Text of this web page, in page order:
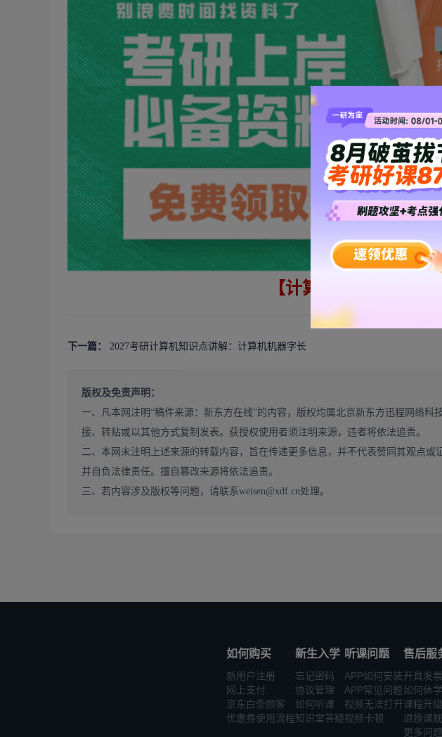
【计算机】
下一篇： 2027考研计算机知识点讲解：计算机机器字长
版权及免责声明：
一、凡本网注明“稿件来源：新东方在线”的内容，版权均属北京新东方迅程网络科
接、转贴或以其他方式复制发表。获授权使用者须注明来源，违者将依法追责。
二、本网未注明上述来源的转载内容，旨在传递更多信息，并不代表赞同其观点或
并自负法律责任。擅自篡改来源将依法追责。
三、若内容涉及版权等问题，请联系weisen@xdf.cn处理。
如何购买
新用户注册
网上支付
京东白条顾客
优惠券使用流程
新生入学
忘记密码
协议管理
如何听课
知识堂答疑
听课问题
APP如何安装
APP常见问题
视频无法打开
视频卡顿
售后服
开具发
如何休学
课程升
退换课
更多问题